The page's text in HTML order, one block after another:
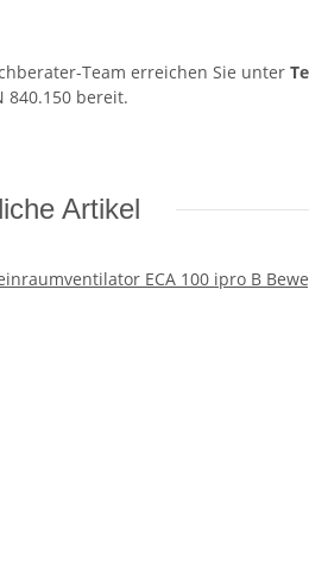
Team erreichen Sie unter
840.150 bereit.
Artikel